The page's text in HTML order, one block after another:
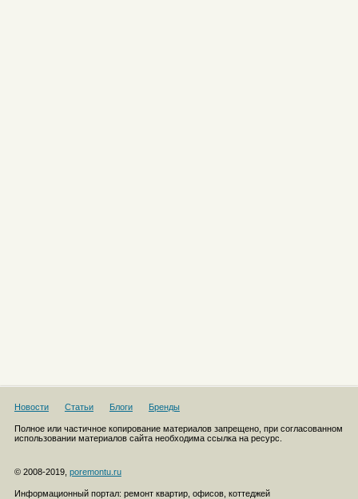
Новости Статьи Блоги Бренды
Полное или частичное копирование материалов запрещено, при согласованном
использовании материалов сайта необходима ссылка на ресурс.
© 2008-2019, poremontu.ru
Информационный портал: ремонт квартир, офисов, коттеджей